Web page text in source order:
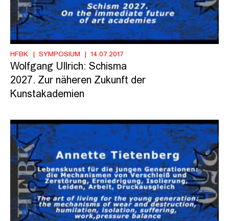
HFBK SYMPOSIUM 14.07.2017
Wolfgang Ullrich: Schisma
2027. Zur näheren Zukunft der
Kunstakademien